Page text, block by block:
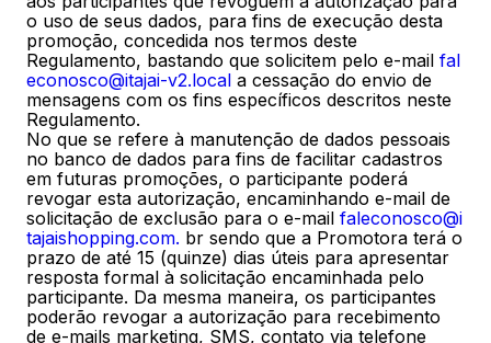
o uso de seus dados, para fins de execução desta
promoção, concedida nos termos deste
Regulamento, bastando que solicitem pelo e-mail fal
econosco@itajai-v2.local a cessação do envio de
mensagens com os fins específicos descritos neste
Regulamento.
No que se refere à manutenção de dados pessoais
no banco de dados para fins de facilitar cadastros
em futuras promoções, o participante poderá
revogar esta autorização, encaminhando e-mail de
solicitação de exclusão para o e-mail faleconosco@i
tajaishopping.com. br sendo que a Promotora terá o
prazo de até 15 (quinze) dias úteis para apresentar
resposta formal à solicitação encaminhada pelo
participante. Da mesma maneira, os participantes
poderão revogar a autorização para recebimento
de e-mails marketing, SMS, contato via telefone